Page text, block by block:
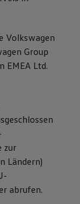
Volkswagen
Group
EMEA Ltd.
zur
Ländern)
abrufen.